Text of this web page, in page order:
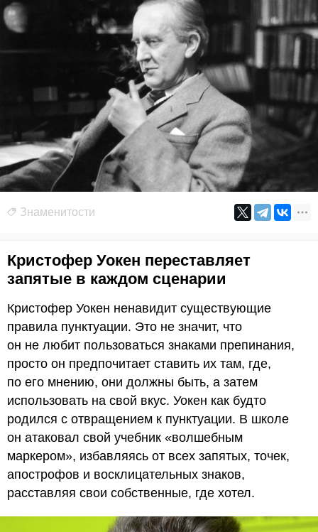
Знаменитости
Кристофер Уокен переставляет
запятые в каждом сценарии
Кристофер Уокен ненавидит существующие
правила пунктуации. Это не значит, что
он не любит пользоваться знаками препинания,
просто он предпочитает ставить их там, где,
по его мнению, они должны быть, а затем
использовать на свой вкус. Уокен как будто
родился с отвращением к пунктуации. В школе
он атаковал свой учебник «волшебным
маркером», избавляясь от всех запятых, точек,
апострофов и восклицательных знаков,
расставляя свои собственные, где хотел.